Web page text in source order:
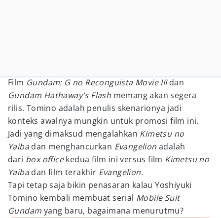
Film Gundam: G no Reconguista Movie IIIdan
Gundam Hathaway's Flash memang akan segera
rilis. Tomino adalah penulis skenarionya jadi
konteks awalnya mungkin untuk promosi film ini.
Jadi yang dimaksud mengalahkan Kimetsu no
Yaibadan menghancurkan Evangelionadalah
dari box officekedua film ini versus film Kimetsu no
Yaibadan film terakhir Evangelion.
Tapi tetap saja bikin penasaran kalau Yoshiyuki
Tomino kembali membuat serial Mobile Suit
Gundam yang baru, bagaimana menurutmu?